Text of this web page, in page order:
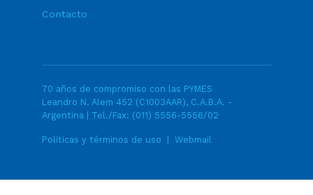
Contacto
70 años de compromiso con las PYMES
Leandro N. Alem 452 (C1003AAR), C.A.B.A. -
Argentina | Tel./Fax: (011) 5556-5556/02
Políticas y términos de uso Webmail